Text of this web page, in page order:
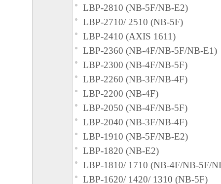
(1) 「本ソフトウェア」は、『現状のまま
諾されます。キヤノン、キヤノンの子会社
連会社、それらの販売代理店または販売店
「本ソフトウェア」に関して、商品性およ
の適合性の保証を含め、いかなる保証も、
たるとを問わず一切しないものとします。
(2) キヤノン、キヤノンの子会社、キヤノ
れらの販売代理店または販売店のいずれも
ェア」の使用または使用不能から生ずるい
失利益およびその他の派生的または付随的
これらに限定されない全ての損害を言いま
て、適用法で認められる限り、一切の責任
とします。たとえ、キヤノン、キヤノンの
LBP-2810 (NB-5F/NB-E2)
LBP-2710/ 2510 (NB-5F)
LBP-2410 (AXIS 1611)
LBP-2360 (NB-4F/NB-5F/NB-E1)
LBP-2300 (NB-4F/NB-5F)
LBP-2260 (NB-3F/NB-4F)
LBP-2200 (NB-4F)
LBP-2050 (NB-4F/NB-5F)
LBP-2040 (NB-3F/NB-4F)
LBP-1910 (NB-5F/NB-E2)
LBP-1820 (NB-E2)
LBP-1810/ 1710 (NB-4F/NB-5F/
LBP-1620/ 1420/ 1310 (NB-5F)